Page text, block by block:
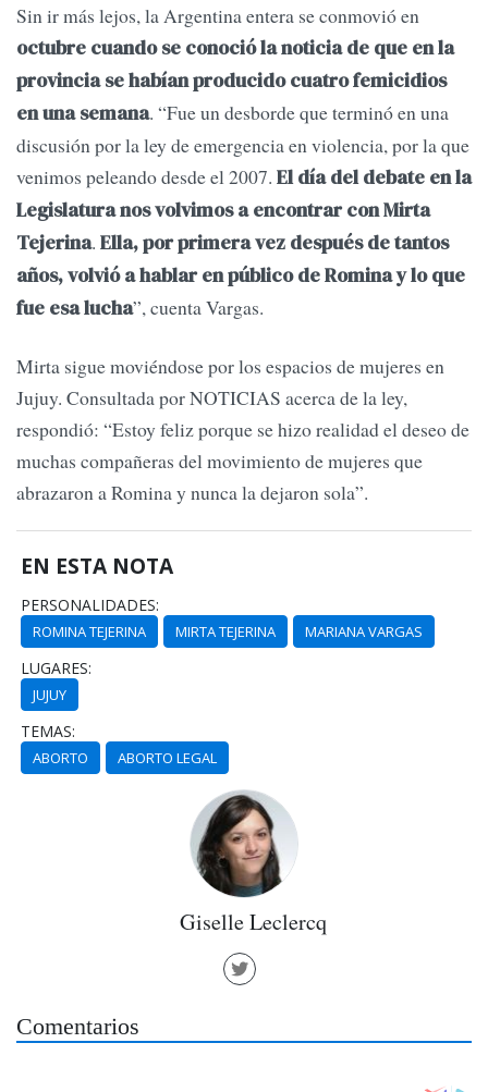
Sin ir más lejos, la Argentina entera se conmovió en
octubre cuando se conoció la noticia de que en la
provincia se habían producido cuatro femicidios
en una semana. “Fue un desborde que terminó en una
discusión por la ley de emergencia en violencia, por la que
venimos peleando desde el 2007. El día del debate en la
Legislatura nos volvimos a encontrar con Mirta
Tejerina. Ella, por primera vez después de tantos
años, volvió a hablar en público de Romina y lo que
fue esa lucha”, cuenta Vargas.
Mirta sigue moviéndose por los espacios de mujeres en
Jujuy. Consultada por NOTICIAS acerca de la ley,
respondió: “Estoy feliz porque se hizo realidad el deseo de
muchas compañeras del movimiento de mujeres que
abrazaron a Romina y nunca la dejaron sola”.
EN ESTA NOTA
PERSONALIDADES:
ROMINA TEJERINA MIRTA TEJERINA MARIANA VARGAS
LUGARES:
JUJUY
TEMAS:
ABORTO ABORTO LEGAL
Giselle Leclercq
Comentarios